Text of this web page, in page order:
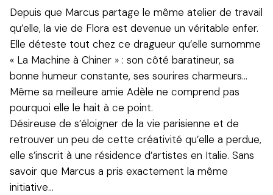
Depuis que Marcus partage le même atelier de travail
qu’elle, la vie de Flora est devenue un véritable enfer.
Elle déteste tout chez ce dragueur qu’elle surnomme
« La Machine à Chiner » : son côté baratineur, sa
bonne humeur constante, ses sourires charmeurs…
Même sa meilleure amie Adèle ne comprend pas
pourquoi elle le hait à ce point.
Désireuse de s’éloigner de la vie parisienne et de
retrouver un peu de cette créativité qu’elle a perdue,
elle s’inscrit à une résidence d’artistes en Italie. Sans
savoir que Marcus a pris exactement la même
initiative…